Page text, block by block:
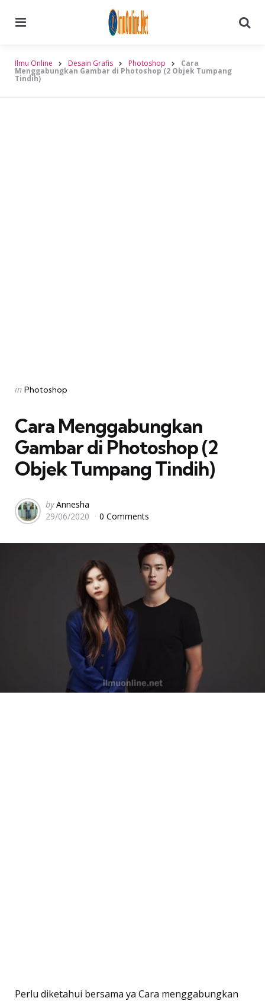
Ilmu Online Desain Grafis Photoshop Cara
Menggabungkan Gambar di Photoshop (2 Objek Tumpang
Tindih)
Categories
Posted
in Photoshop
Cara Menggabungkan
Gambar di Photoshop (2
Objek Tumpang Tindih)
Posted
by
by Annesha
29/06/2020
0 Comments
Perlu diketahui bersama ya Cara menggabungkan